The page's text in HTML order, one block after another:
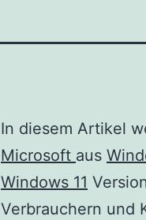
In diesem Artikel
Microsoft aus
Windows 11
Verbrauchern und